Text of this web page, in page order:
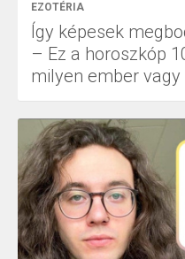
EZOTÉRIA
Így képesek
– Ez a horoszkóp
milyen ember vagy